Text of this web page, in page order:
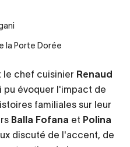
la Porte Dorée
le chef cuisinier Renaud
pu évoquer l'impact de
familiales sur leur
Balla Fofana et Polina
discuté de l'accent, de